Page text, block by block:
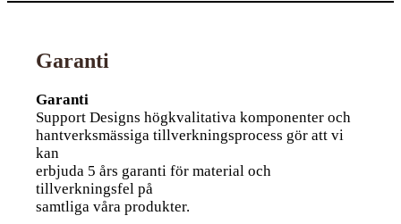
Garanti
Garanti
Support Designs högkvalitativa komponenter och
hantverksmässiga tillverkningsprocess gör att vi
kan
erbjuda 5 års garanti för material och
tillverkningsfel på
samtliga våra produkter.